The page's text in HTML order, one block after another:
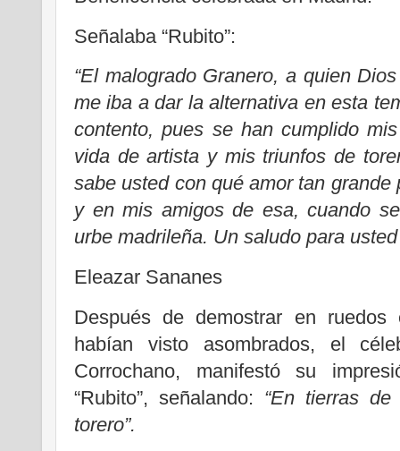
Señalaba “Rubito”:
“El malogrado Granero, a quien
me iba a dar la alternativa en esta
contento, pues se han cumplido
vida de artista y mis triunfos de
sabe usted con qué amor tan
y en mis amigos de esa, cuando
urbe madrileña. Un saludo para
Eleazar Sananes
Después de demostrar en ruedos
habían visto asombrados, el
Corrochano, manifestó su
“Rubito”, señalando: “En tierras
torero”.